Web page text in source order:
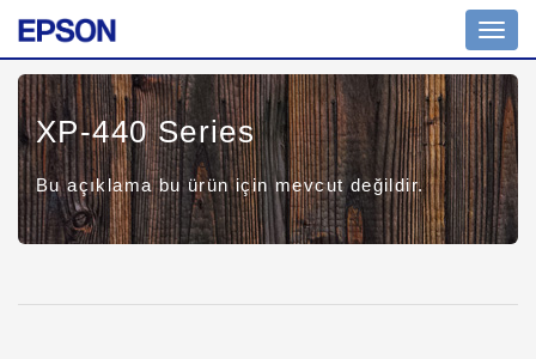
XP-440 Series
Bu açıklama bu ürün için mevcut değildir.